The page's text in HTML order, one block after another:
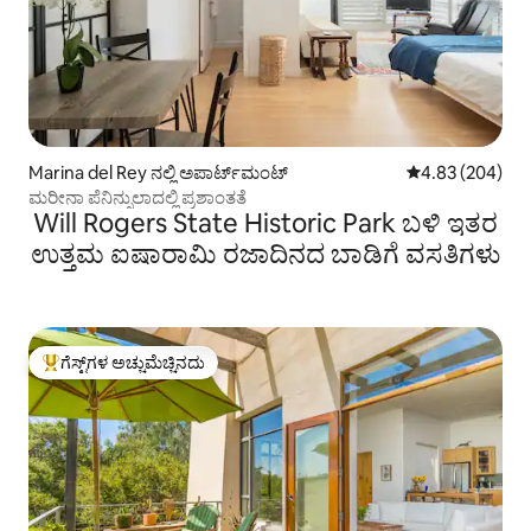
Marina del Rey ನಲ್ಲಿ ಅಪಾರ್ಟ್‌ಮಂಟ್ 5 ರಲ್ಲಿ 4.83
4.83 (204)
ಮರೀನಾ ಪೆನಿನ್ಸುಲಾದಲ್ಲಿ ಪ್ರಶಾಂತತೆ
Will Rogers State Historic Park ಬಳಿ ಇತರ
ಉತ್ತಮ ಐಷಾರಾಮಿ ರಜಾದಿನದ ಬಾಡಿಗೆ ವಸತಿಗಳು
ಗೆಸ್ಟ್‌ಗಳಿಗೆ ಅತಿ ಹೆಚ್ಚು ಅಚ್ಚುಮೆಚ್ಚಿನದು
ಗೆಸ್ಟ್‌ಗಳ ಅಚ್ಚುಮೆಚ್ಚಿನದು